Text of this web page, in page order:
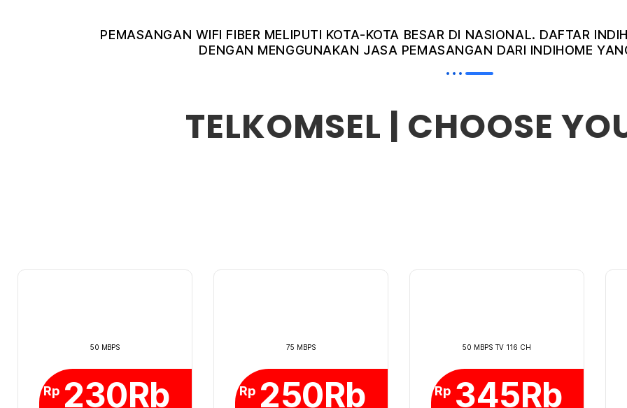
PEMASANGAN WIFI FIBER MELIPUTI KOTA-KOTA BESAR DI NASIONAL. DAFTAR
DENGAN MENGGUNAKAN JASA PEMASANGAN DARI INDIHOME
TELKOMSEL | CHOOSE
50 MBPS
Rp 230Rb
75 MBPS
Rp 250Rb
50 MBPS TV 116 CH
Rp 345Rb